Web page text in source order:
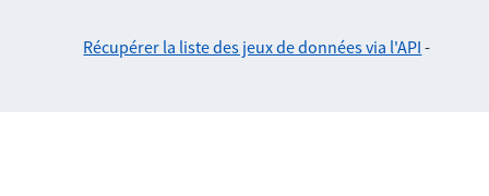
Récupérer la liste des jeux de données via l'API -